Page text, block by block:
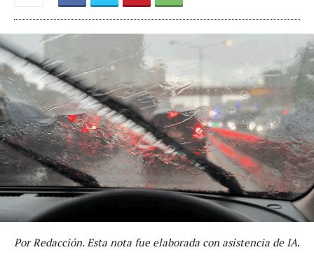
Por Redacción. Esta nota fue elaborada con asistencia de IA.